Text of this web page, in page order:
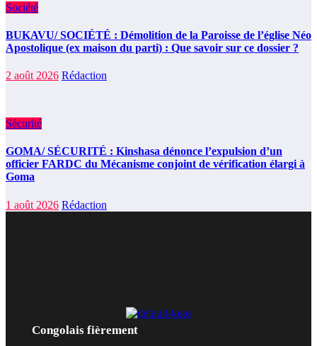
Société
BUKAVU/ SOCIÉTÉ : Démolition de la Paroisse de l’église Néo
Apostolique (ex maison du parti) : Que savoir sur ce dossier ?
2 août 2026 Rédaction
Sécurité
GOMA/ SÉCURITÉ : Kinshasa dénonce l’expulsion d’un
officier FARDC du Mécanisme conjoint de vérification élargi à
Goma
1 août 2026 Rédaction
Congolais fièrement